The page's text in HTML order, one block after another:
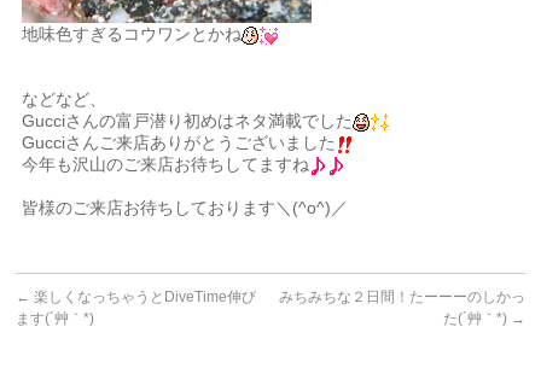
地味色すぎるコウワンとかね
などなど、
Gucciさんの富戸潜り初めはネタ満載でした
Gucciさんご来店ありがとうございました
今年も沢山のご来店お待ちしてますね
皆様のご来店お待ちしております＼(^o^)／
← 楽しくなっちゃうとDiveTime伸び
ます(´艸｀*)
みちみちな２日間！たーーーのしかっ
た(´艸｀*) →